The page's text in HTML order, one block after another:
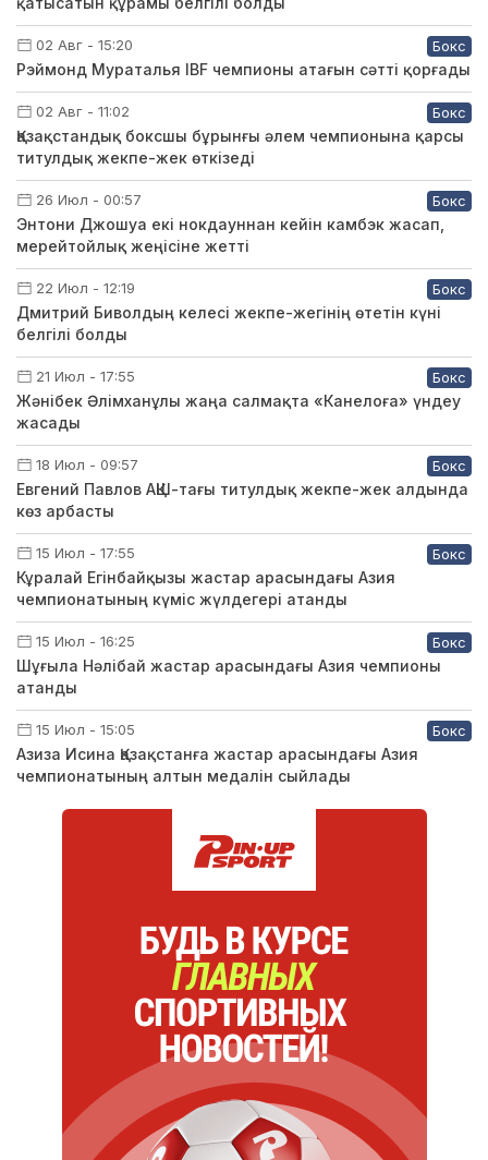
02 Авг - 15:20 Бокс
Рэймонд Мураталья IBF чемпионы атағын сәтті қорғады
02 Авг - 11:02 Бокс
Қазақстандық боксшы бұрынғы әлем чемпионына қарсы
титулдық жекпе-жек өткізеді
26 Июл - 00:57 Бокс
Энтони Джошуа екі нокдауннан кейін камбэк жасап,
мерейтойлық жеңісіне жетті
22 Июл - 12:19 Бокс
Дмитрий Биволдың келесі жекпе-жегінің өтетін күні
белгілі болды
21 Июл - 17:55 Бокс
Жәнібек Әлімханұлы жаңа салмақта «Канелоға» үндеу
жасады
18 Июл - 09:57 Бокс
Евгений Павлов АҚШ-тағы титулдық жекпе-жек алдында
көз арбасты
15 Июл - 17:55 Бокс
Кұралай Егінбайқызы жастар арасындағы Азия
чемпионатының күміс жүлдегері атанды
15 Июл - 16:25 Бокс
Шұғыла Нәлібай жастар арасындағы Азия чемпионы
атанды
15 Июл - 15:05 Бокс
Азиза Исина Қазақстанға жастар арасындағы Азия
чемпионатының алтын медалін сыйлады